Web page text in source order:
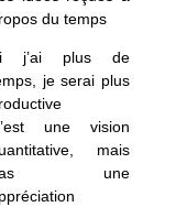
du temps
j’ai plus de
je serai plus
une vision
mais
une